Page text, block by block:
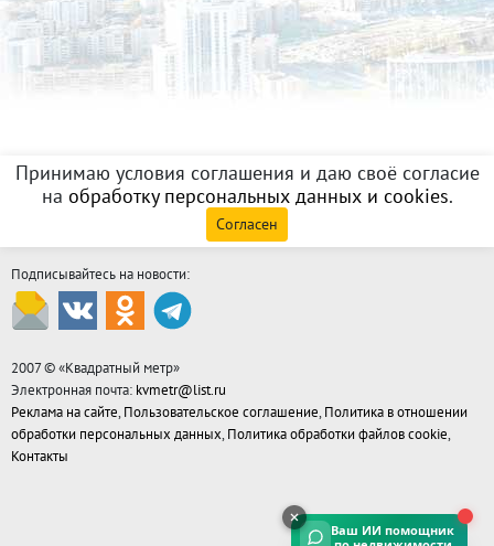
Принимаю условия соглашения и даю своё согласие
на обработку персональных данных и cookies.
Согласен
Подписывайтесь на новости:
2007 © «Квадратный метр»
Электронная почта: kvmetr@list.ru
Реклама на сайте, Пользовательское соглашение, Политика в отношении
обработки персональных данных, Политика обработки файлов cookie,
Контакты
Ваш ИИ помощник